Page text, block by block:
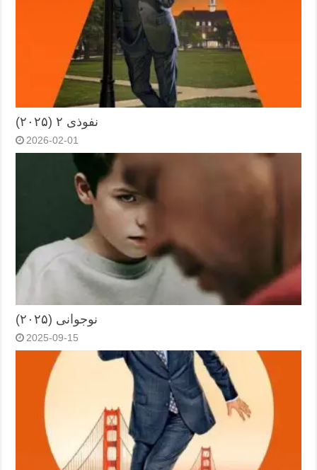
نفوذی ۲ (۲۰۲۵)
2026-02-01
نوجوانی (۲۰۲۵)
2025-09-15